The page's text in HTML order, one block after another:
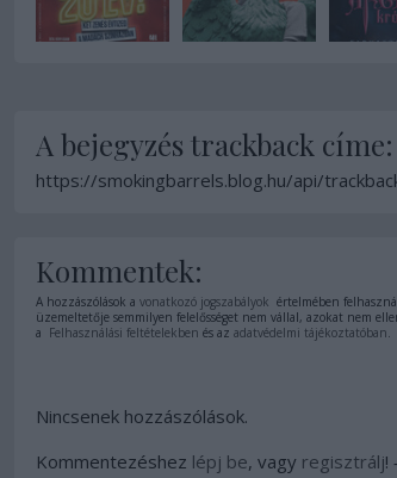
A bejegyzés trackback címe:
https://smokingbarrels.blog.hu/api/
Kommentek:
A hozzászólások a vonatkozó jogszabályok értelmében
üzemeltetője semmilyen felelősséget nem vállal, azokat nem
a Felhasználási feltételekben és az adatvédelmi tájékoztatóban.
Nincsenek hozzászólások.
Kommentezéshez lépj be, vagy regisztrálj!